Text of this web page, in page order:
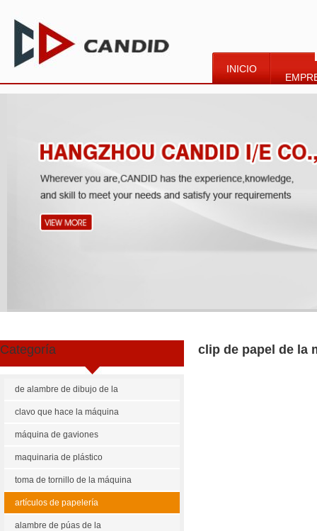
INICIO
Categoría
de alambre de dibujo de la
máquina
clavo que hace la máquina
máquina de gaviones
maquinaria de plástico
toma de tornillo de la máquina
artículos de papelería
maquinaria
alambre de púas de la
clip de papel de la